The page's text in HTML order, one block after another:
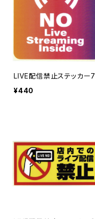
LIVE配信禁止ステッカー7
¥440